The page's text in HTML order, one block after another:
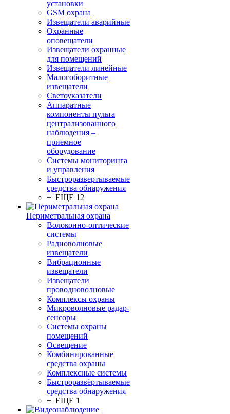
установки
GSM охрана
Извещатели аварийные
Охранные
оповещатели
Извещатели охранные
для помещений
Извещатели линейные
Малогоборитные
извещатели
Светоуказатели
Аппаратные
компоненты пульта
централизованного
наблюдения –
приемное
оборудование
Системы мониторинга
и управления
Быстроразвертываемые
средства обнаружения
+ ЕЩЕ 12
Периметральная охрана
Волоконно-оптические
системы
Радиоволновые
извещатели
Вибрационные
извещатели
Извещатели
проводноволновые
Комплексы охраны
Микроволновые радар-
сенсоры
Системы охраны
помещений
Освещение
Комбинированные
средства охраны
Комплексные системы
Быстроразвёртываемые
средства обнаружения
+ ЕЩЕ 1